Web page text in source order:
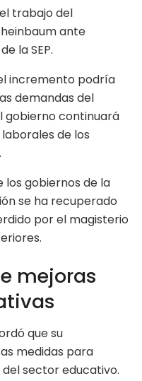
trabajo del
ante
la SEP.
incremento podría
demandas del
gobierno continuará
de los
los gobiernos de la
se ha recuperado
por el magisterio
mejoras
que su
medidas para
sector educativo.